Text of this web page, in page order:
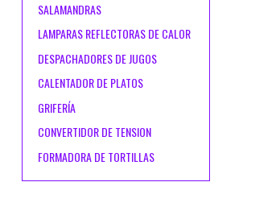
SALAMANDRAS
LAMPARAS REFLECTORAS DE CALOR
DESPACHADORES DE JUGOS
CALENTADOR DE PLATOS
GRIFERÍA
CONVERTIDOR DE TENSION
FORMADORA DE TORTILLAS